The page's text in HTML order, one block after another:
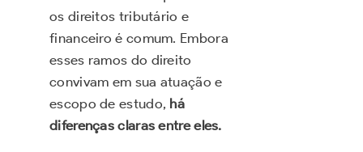
os direitos tributário e
financeiro é comum. Embora
esses ramos do direito
convivam em sua atuação e
escopo de estudo, há
diferenças claras entre eles.